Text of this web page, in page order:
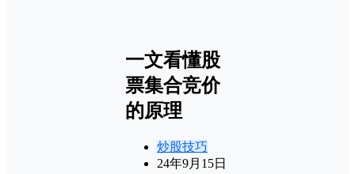
一文看懂股
票集合竞价
的原理
炒股技巧
24年9月15日